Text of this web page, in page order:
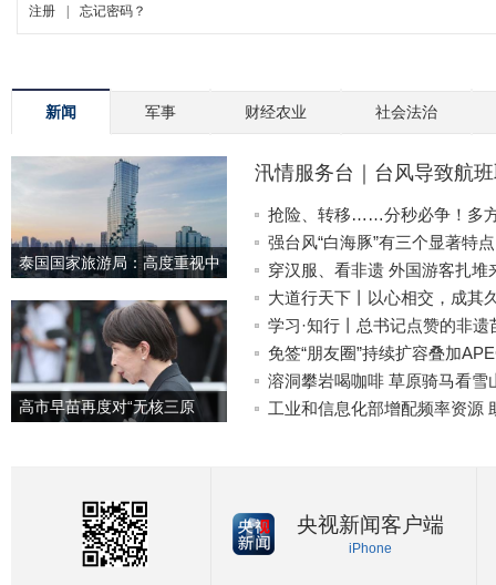
新闻 军事 财经农业 社会法治
泰国国家旅游局：高度重视中
服务
高市早苗再度对“无核三原
汛情服务台｜台风导致航
这个“前提”很关键↓
抢险、转移……分秒必争！多
生防线
强台风“白海豚”有三个显著特
畅保安全
穿汉服、看非遗 外国游客扎堆
大道行天下丨以心相交，成
与大国气派
学习·知行丨总书记点赞的非
免签“朋友圈”持续扩容叠加
持续攀升
溶洞攀岩喝咖啡 草原骑马看
工业和信息化部增配频率资源
央视新闻客户端
iPhone